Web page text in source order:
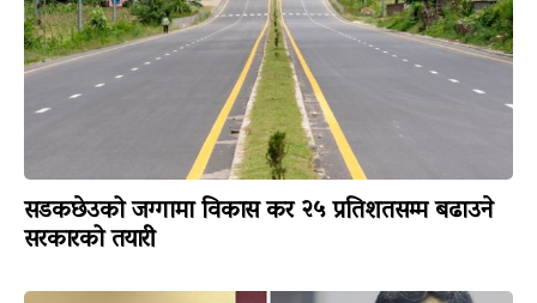
सडकछेउको जग्गामा विकास कर २५ प्रतिशतसम्म बढाउने
सरकारको तयारी